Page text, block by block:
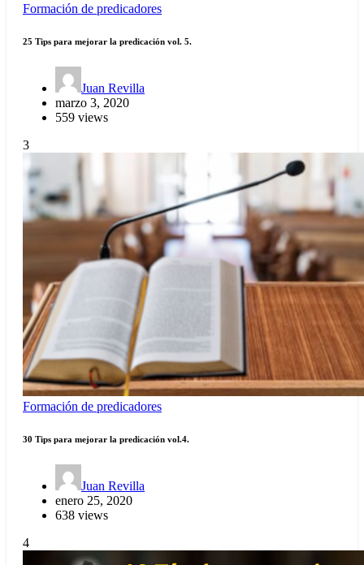
Formación de predicadores
25 Tips para mejorar la predicación vol. 5.
Juan Revilla
marzo 3, 2020
559 views
3
Formación de predicadores
30 Tips para mejorar la predicación vol.4.
Juan Revilla
enero 25, 2020
638 views
4